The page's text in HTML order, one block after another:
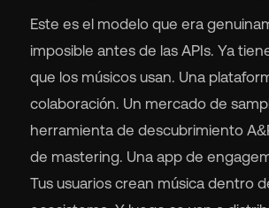
Este es el modelo que era
imposible antes de las APIs. Ya
que los músicos usan. Una
colaboración. Un mercado de
herramienta de descubrimiento
de mastering. Una app de
Tus usuarios crean música dentro